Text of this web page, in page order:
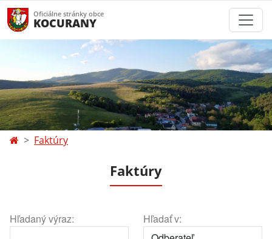
Oficiálne stránky obce
KOCURANY
Faktúry
Faktúry
Hľadaný výraz: Hľadať v: